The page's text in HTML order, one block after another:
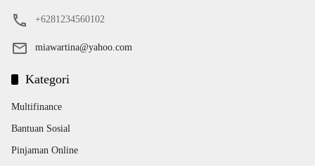
+6281234560102
miawartina@yahoo.com
Kategori
Multifinance
Bantuan Sosial
Pinjaman Online